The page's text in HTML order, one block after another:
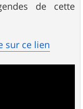
de cette
sur ce lien